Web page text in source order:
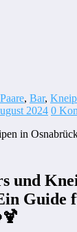
, Bar,
2024 0
und
Guide